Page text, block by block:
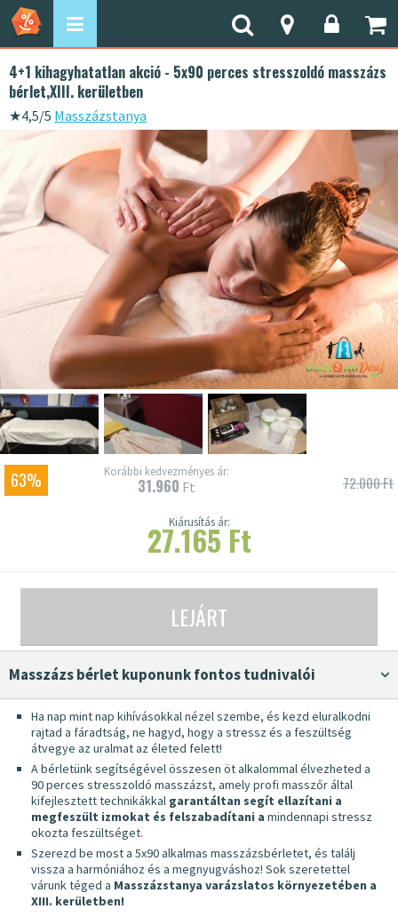
4+1 kihagyhatatlan akció - 5x90 perces stresszoldó masszázs
bérlet,XIII. kerületben
★4,5/5 Masszázstanya
63% Korábbi kedvezményes ár:
31.960 Ft 72.000 Ft
Kiárusítás ár:
27.165 Ft
LEJÁRT
Masszázs bérlet kuponunk fontos tudnivalói
Ha nap mint nap kihívásokkal nézel szembe, és kezd eluralkodni
rajtad a fáradtság, ne hagyd, hogy a stressz és a feszültség
átvegye az uralmat az életed felett!
A bérletünk segítségével összesen öt alkalommal élvezheted a
90 perces stresszoldó masszázst, amely profi masszőr által
kifejlesztett technikákkal garantáltan segít ellazítani a
megfeszült izmokat és felszabadítani a mindennapi stressz
okozta feszültséget.
Szerezd be most a 5x90 alkalmas masszázsbérletet, és találj
vissza a harmóniához és a megnyugváshoz! Sok szeretettel
várunk téged a Masszázstanya varázslatos környezetében a
XIII. kerületben!